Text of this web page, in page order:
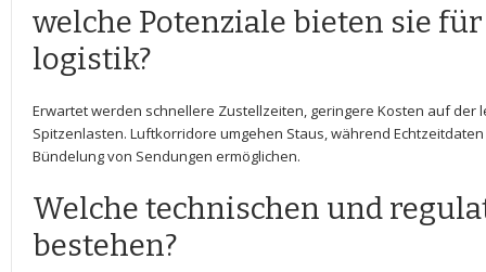
welche Potenziale bieten ⁣sie
logistik?
Erwartet ⁤werden schnellere Zustellzeiten,⁣ geringere Kosten auf der
Spitzenlasten. ‌Luftkorridore⁢ umgehen Staus, ‌während
Bündelung von Sendungen ermöglichen.
Welche technischen ‍und
bestehen?